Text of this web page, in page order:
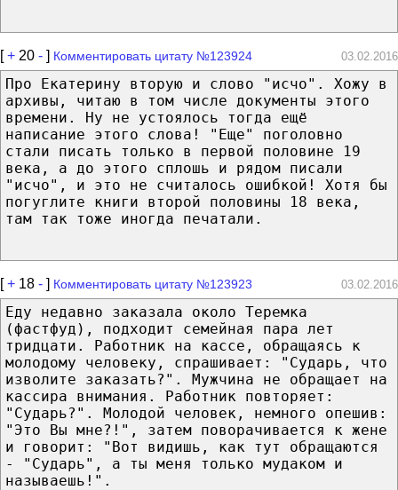
[+ 20 - ] Комментировать цитату №123924 03.02.2016
Про Екатерину вторую и слово "исчо". Хожу в
архивы, читаю в том числе документы этого
времени. Ну не устоялось тогда ещё
написание этого слова! "Еще" поголовно
стали писать только в первой половине 19
века, а до этого сплошь и рядом писали
"исчо", и это не считалось ошибкой! Хотя бы
погуглите книги второй половины 18 века,
там так тоже иногда печатали.
[+ 18 - ] Комментировать цитату №123923 03.02.2016
Еду недавно заказала около Теремка
(фастфуд), подходит семейная пара лет
тридцати. Работник на кассе, обращаясь к
молодому человеку, спрашивает: "Сударь, что
изволите заказать?". Мужчина не обращает на
кассира внимания. Работник повторяет:
"Сударь?". Молодой человек, немного опешив:
"Это Вы мне?!", затем поворачивается к жене
и говорит: "Вот видишь, как тут обращаются
- "Сударь", а ты меня только мудаком и
называешь!".